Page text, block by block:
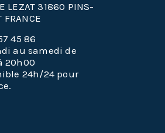
LEZAT 31860 PINS-
FRANCE
45 86
au samedi de
20h00
24h/24 pour